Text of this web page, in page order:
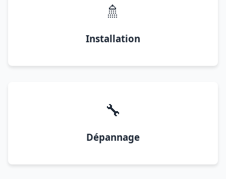
🚿
Installation
🔧
Dépannage